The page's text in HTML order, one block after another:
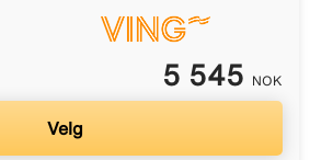
5 545 NOK
Velg